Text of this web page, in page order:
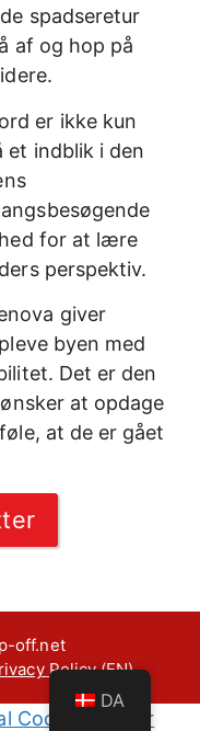
spadseretur
af og hop på
er ikke kun
et indblik i den
for at lære
perspektiv.
giver
byen med
Det er den
at opdage
at de er gået
off.net
Policy (EN)
DA
Cookie Banner